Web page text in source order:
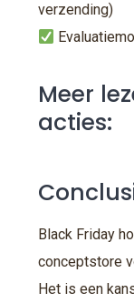
verzending)
Meer
acties:
Black Friday
conceptstore
Het is een